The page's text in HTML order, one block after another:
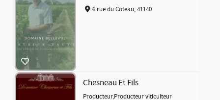
6 rue du Coteau, 41140
Chesneau Et Fils
Producteur,Producteur viticulteur